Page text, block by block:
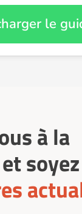
le
à la
et soyez